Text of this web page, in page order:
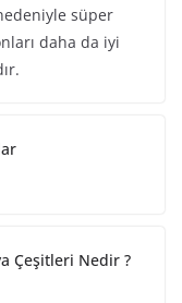
süper
daha da iyi
Çeşitleri Nedir ?